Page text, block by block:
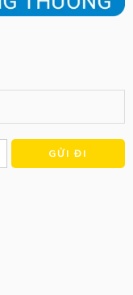
Alternative: